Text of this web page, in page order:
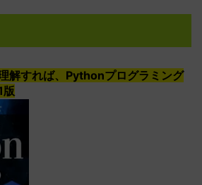
解すれば、Pythonプログラミング